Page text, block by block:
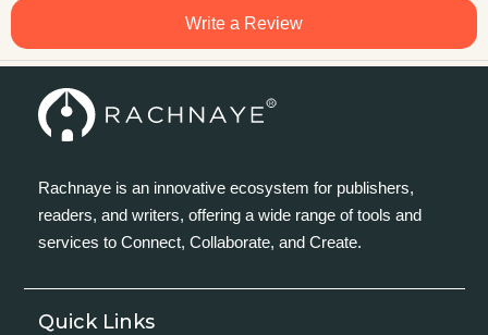
Write a Review
Rachnaye is an innovative ecosystem for publishers,
readers, and writers, offering a wide range of tools and
services to Connect, Collaborate, and Create.
Quick Links